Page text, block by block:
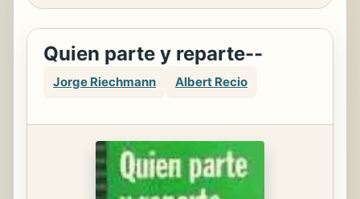
Quien parte y reparte--
Jorge Riechmann Albert Recio